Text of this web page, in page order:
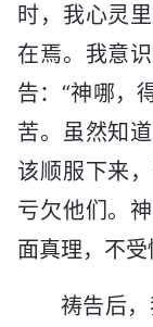
时，我心灵
在焉。我意
告：“神哪，
苦。虽然知
该顺服下来
亏欠他们。
面真理，不
祷告后